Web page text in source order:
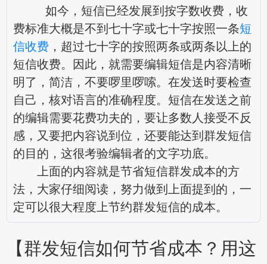
如今，短信已经发展到按字数收费，收
费标准大概是不到七十字或七十字按照一条短
信收费 ，超过七十字的按照两条或两条以上的
短信收费。因此，就需要编辑短信是内容清晰
明了，简洁，不要啰里啰嗦。在发送时要检查
自己，核对语言的准确程度。短信在发送之前
的编辑需要花费功夫的，要让多数人接受不反
感，又要把内容说到位，还要能达到群发短信
的目的，这很考验编辑者的文字功底。
上面的内容就是节省短信群发成本的方
法，大家仔细阅读，努力做到上面提到的，一
定可以很大程度上节约群发短信的成本。
【群发短信如何节省成本？用这